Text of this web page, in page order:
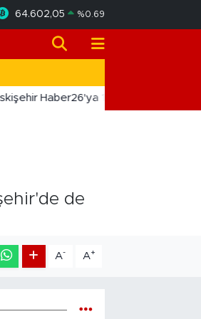
64.602,05 %0.69
Haber26'ya 10. Yıl Tebriği
de
A- A+